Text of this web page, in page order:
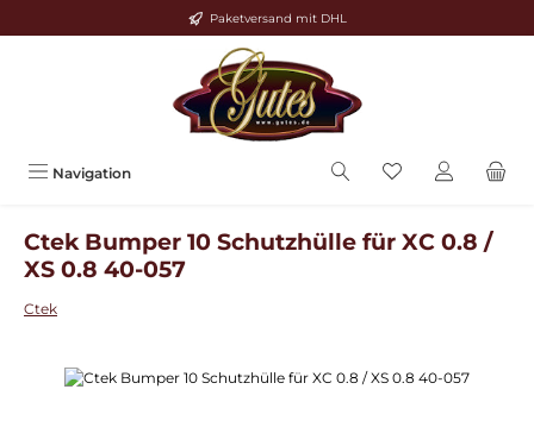
Zum Hauptinhalt springen Paketversand mit DHL
Navigation
Ctek Bumper 10 Schutzhülle für XC 0.8 /
XS 0.8 40-057
Ctek
Bildergalerie überspringen